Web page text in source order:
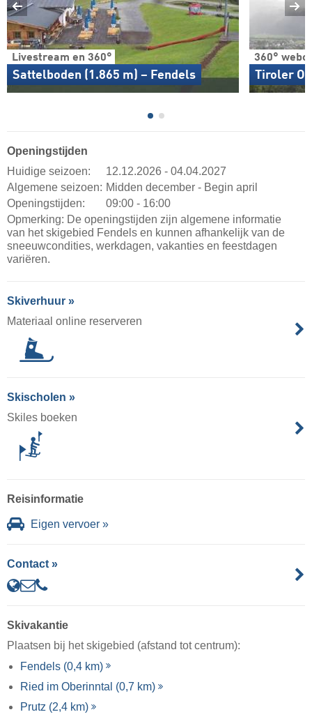
Livestream en 360°
Sattelboden (1.865 m) – Fendels
360°
Tiroler
Openingstijden
Huidige seizoen:
12.12.2026 - 04.04.2027
Algemene seizoen: Midden december - Begin april
Openingstijden:
09:00 - 16:00
Opmerking: De openingstijden zijn algemene informatie
van het skigebied Fendels en kunnen afhankelijk van de
sneeuwcondities, werkdagen, vakanties en feestdagen
variëren.
Skiverhuur »
Materiaal online reserveren
Skischolen »
Skiles boeken
Reisinformatie
Eigen vervoer »
Contact »
Skivakantie
Plaatsen bij het skigebied (afstand tot centrum):
Fendels (0,4 km)
Ried im Oberinntal (0,7 km)
Prutz (2,4 km)